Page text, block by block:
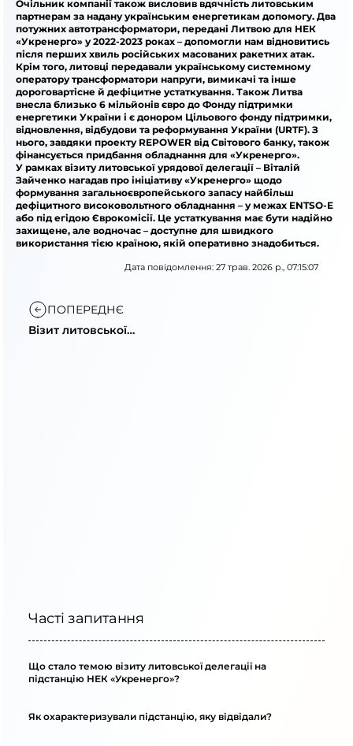
Очільник компанії також висловив вдячність литовським
партнерам за надану українським енергетикам допомогу. Два
потужних автотрансформатори, передані Литвою для НЕК
«Укренерго» у 2022-2023 роках – допомогли нам відновитись
після перших хвиль російських масованих ракетних атак.
Крім того, литовці передавали українському системному
оператору трансформатори напруги, вимикачі та інше
дороговартісне й дефіцитне устаткування. Також Литва
внесла близько 6 мільйонів євро до Фонду підтримки
енергетики України і є донором Цільового фонду підтримки,
відновлення, відбудови та реформування України (URTF). З
нього, завдяки проекту REPOWER від Світового банку, також
фінансується придбання обладнання для «Укренерго».
У рамках візиту литовської урядової делегації – Віталій
Зайченко нагадав про ініціативу «Укренерго» щодо
формування загальноєвропейського запасу найбільш
дефіцитного високовольтного обладнання – у межах ENTSO-E
або під егідою Єврокомісії. Це устаткування має бути надійно
захищене, але водночас – доступне для швидкого
використання тією країною, якій оперативно знадобиться.
Дата повідомлення: 27 трав. 2026 р., 07:15:07
ПОПЕРЕДНЄ
Візит литовської
Часті запитання
Що стало темою візиту литовської делегації на
підстанцію НЕК «Укренерго»?
Як охарактеризували підстанцію, яку відвідали?